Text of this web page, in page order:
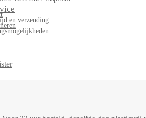
en verzending